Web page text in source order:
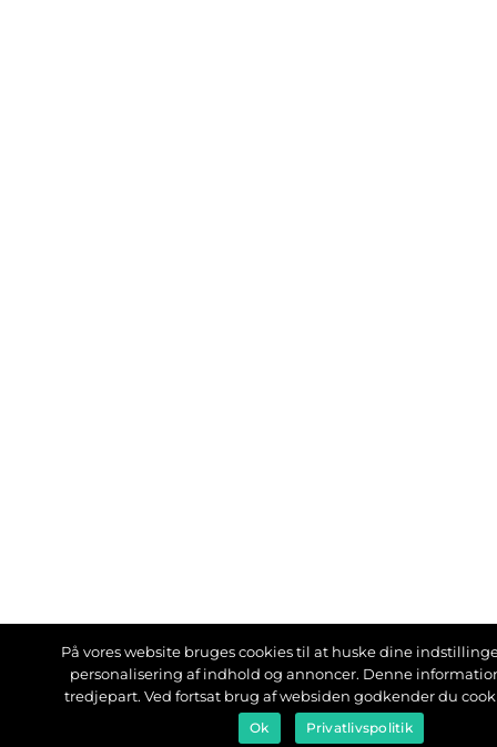
På vores website bruges cookies til at huske dine
personalisering af indhold og annoncer. Denne
tredjepart. Ved fortsat brug af websiden godkender du
Ok Privatlivspolitik